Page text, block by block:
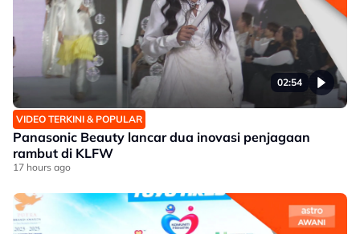
02:54
VIDEO TERKINI & POPULAR
Panasonic Beauty lancar dua inovasi penjagaan
rambut di KLFW
17 hours ago